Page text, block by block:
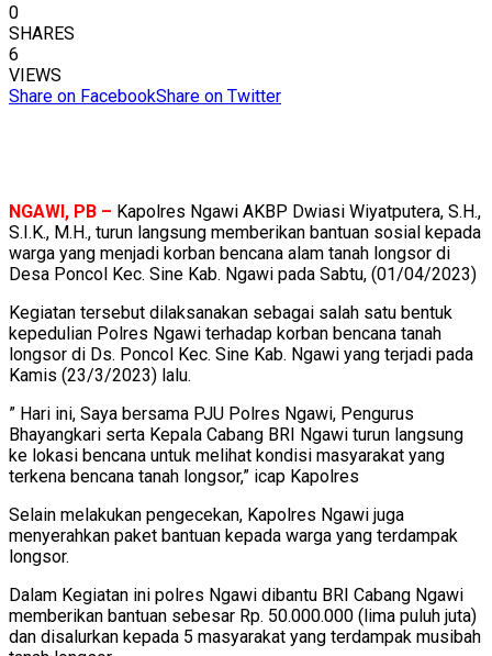
0
SHARES
6
VIEWS
Share on FacebookShare on Twitter
NGAWI, PB – Kapolres Ngawi AKBP Dwiasi Wiyatputera, S.H.,
S.I.K., M.H., turun langsung memberikan bantuan sosial kepada
warga yang menjadi korban bencana alam tanah longsor di
Desa Poncol Kec. Sine Kab. Ngawi pada Sabtu, (01/04/2023)
Kegiatan tersebut dilaksanakan sebagai salah satu bentuk
kepedulian Polres Ngawi terhadap korban bencana tanah
longsor di Ds. Poncol Kec. Sine Kab. Ngawi yang terjadi pada
Kamis (23/3/2023) lalu.
” Hari ini, Saya bersama PJU Polres Ngawi, Pengurus
Bhayangkari serta Kepala Cabang BRI Ngawi turun langsung
ke lokasi bencana untuk melihat kondisi masyarakat yang
terkena bencana tanah longsor,” icap Kapolres
Selain melakukan pengecekan, Kapolres Ngawi juga
menyerahkan paket bantuan kepada warga yang terdampak
longsor.
Dalam Kegiatan ini polres Ngawi dibantu BRI Cabang Ngawi
memberikan bantuan sebesar Rp. 50.000.000 (lima puluh juta)
dan disalurkan kepada 5 masyarakat yang terdampak musibah